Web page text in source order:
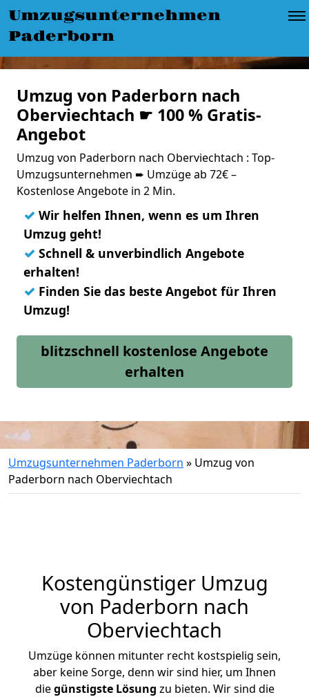
Umzugsunternehmen
Paderborn
Umzug von Paderborn nach
Oberviechtach ☛ 100 % Gratis-
Angebot
Umzug von Paderborn nach Oberviechtach : Top-
Umzugsunternehmen ➨ Umzüge ab 72€ –
Kostenlose Angebote in 2 Min.
✓ Wir helfen Ihnen, wenn es um Ihren
Umzug geht!
✓ Schnell & unverbindlich Angebote
erhalten!
✓ Finden Sie das beste Angebot für Ihren
Umzug!
blitzschnell kostenlose Angebote
erhalten
Umzugsunternehmen Paderborn » Umzug von
Paderborn nach Oberviechtach
Kostengünstiger Umzug
von Paderborn nach
Oberviechtach
Umzüge können mitunter recht kostspielig sein,
aber keine Sorge, denn wir sind hier, um Ihnen
diegünstigste Lösung zu bieten. Wir sind die